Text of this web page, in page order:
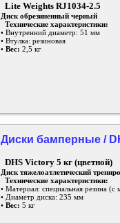
Lite Weights RJ1034-2.5
Диск обрезиненный черный
Технические характеристики:
• Внутренний диаметр: 51 мм
• Втулка: резиновая
• Вес: 2,5 кг
Диски бамперные /
DHS Victory 5 кг (цветной)
Диск тяжелоатлетический
Технические характеристики:
• Материал: специальная резина (с
• Диаметр диска: 235 мм
• Вес: 5 кг